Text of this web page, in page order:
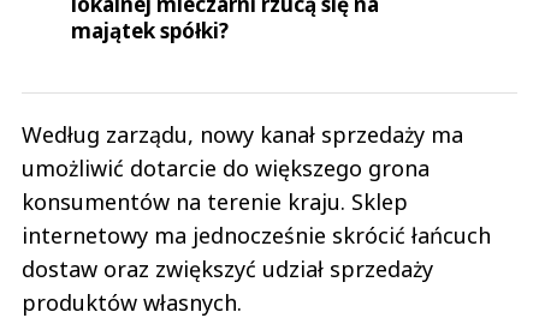
majątek spółki?
Według zarządu, nowy kanał sprzedaży ma
umożliwić dotarcie do większego grona
konsumentów na terenie kraju. Sklep
internetowy ma jednocześnie skrócić łańcuch
dostaw oraz zwiększyć udział sprzedaży
produktów własnych.